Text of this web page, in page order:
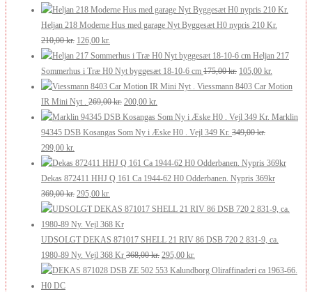
250,00 kr..200,00 kr..
oprindelige
pris
var:
250,00 kr..
aktuelle
pris
200,00 kr..
Heljan 218 Moderne Hus med garage Nyt Byggesæt H0 nypris 210 Kr.
210,00kr. Den
oprindelige
pris
var:
210,00 kr..
126,00 kr.
aktuelle
pris
er:
126,00 kr..
Heljan 217
Sommerhus i Træ H0 Nyt byggesæt 18-10-6 cm 175,00kr. Den
oprindelige
var:
175,00 kr..
105,00 kr.
aktuelle
er:
105,00 kr..
Viessmann 8403 Car Motion
IR Mini Nyt .
269,00kr. Den
oprindelige
pris
269,00 kr..
200,00 kr.
aktuelle
pris
200,00 kr..
Marklin
94345 DSB Kosangas Som Ny i Æske H0 . Vejl 349 Kr. 349,00kr.
Den
oprindelige
pris
var:
349,00 kr..
299,00 kr.
aktuelle
pris
er:
299,00 kr..
Dekas 872411 HHJ Q 161 Ca 1944-62 H0 Odderbanen. Nypris 369kr
369,00kr. Den
oprindelige
pris
var:
369,00 kr..
295,00 kr.
aktuelle
pris
er:
295,00 kr..
UDSOLGT DEKAS 871017 SHELL 21 RIV 86 DSB 720 2 831-9, ca.
1980-89 Ny. Vejl 368 Kr 368,00kr. Den
oprindelige
295,00 kr.
aktuelle